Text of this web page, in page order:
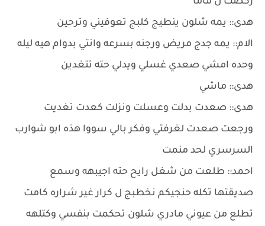
هدى:: يمه شلون ينطيج كلبج تعوفيني وترحين
الام:: يمه جدج مريض ورجنه بسرعه وانتي بدوام هيه ليله
وحده امشي صعدي غسلي ويدلي حته تتغدين
هدى:: ماشي
هدى:: صعدت بدلت وعسلت ونزلت كعدت تغديت
ورجعت صعدت لغرفتي وفكر بالي سووا هذه ابو شوارب
السرسري لحد منمت
احمد:: طلعت من شغل رايح حته اجيبهه وسمع
صديقتها تكله حنجيكم نخطبج ل كرار غير شراره كامت
تطلع من عيوني مادري شلون تحكمت بنفسي وكتلهه